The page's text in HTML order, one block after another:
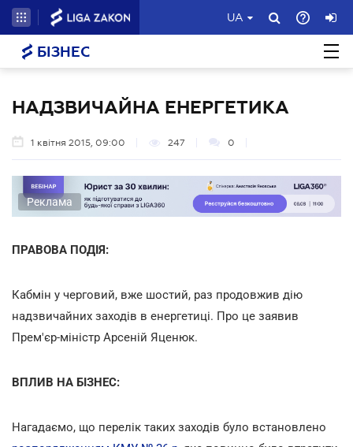
UA
БІЗНЕС
НАДЗВИЧАЙНА ЕНЕРГЕТИКА
1 квітня 2015, 09:00 247 0
Реклама
ПРАВОВА ПОДІЯ:
Кабмін у черговий, вже шостий, раз продовжив дію
надзвичайних заходів в енергетиці. Про це заявив
Прем'єр-міністр Арсеній Яценюк.
ВПЛИВ НА БІЗНЕС:
Нагадаємо, що перелік таких заходів було встановлено